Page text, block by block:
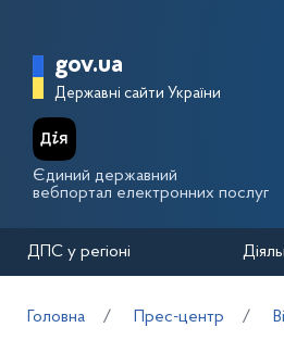
Головна
gov.ua
Державні сайти України
Єдиний державний
вебпортал електронних послуг
ДПС у регіоні
Головна Прес-центр